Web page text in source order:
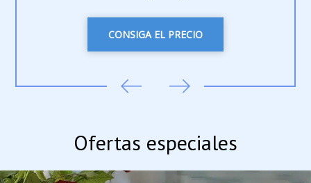
CONSIGA EL PRECIO
Ofertas especiales